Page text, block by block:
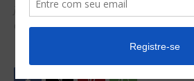
fornecedores nos quais o mesmo tem
com o estoque da empresa cliente, a